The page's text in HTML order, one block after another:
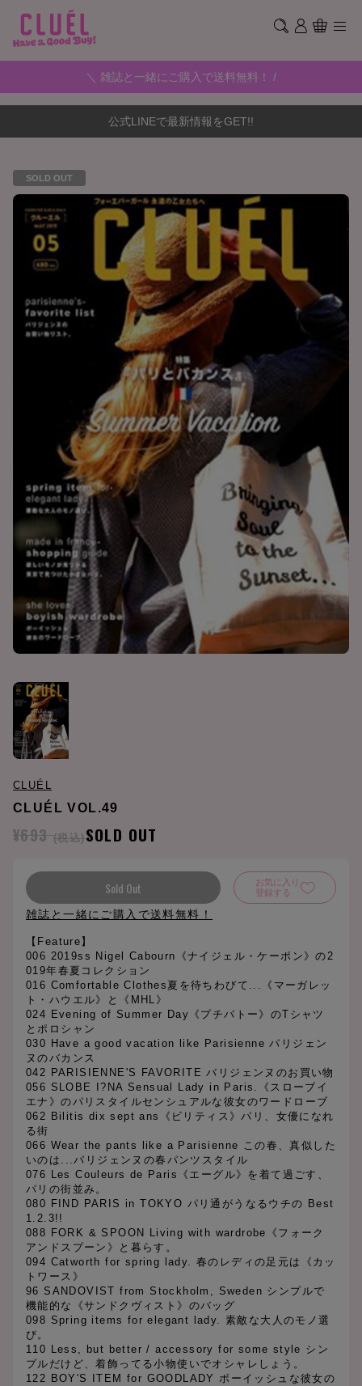
＼ 雑誌と一緒にご購入で送料無料！ /
公式LINEで最新情報をGET!!
SOLD OUT
CLUÉL
CLUÉL VOL.49
¥693 (税込)SOLD OUT
Sold Out
お気に入り
登録する
雑誌と一緒にご購入で送料無料！
【Feature】
006 2019ss Nigel Cabourn《ナイジェル・ケーポン》の2
019年春夏コレクション
016 Comfortable Clothes夏を待ちわびて...《マーガレッ
ト・ハウエル》と《MHL》
024 Evening of Summer Day《プチバトー》のTシャツ
とポロシャン
030 Have a good vacation like Parisienne パリジェン
ヌのバカンス
042 PARISIENNE'S FAVORITE バリジェンヌのお買い物
056 SLOBE I?NA Sensual Lady in Paris.《スローブイ
エナ》のパリスタイルセンシュアルな彼女のワードローブ
062 Bilitis dix sept ans《ビリティス》パリ、女優になれ
る街
066 Wear the pants like a Parisienne この春、真似した
いのは...パリジェンヌの春パンツスタイル
076 Les Couleurs de Paris《エーグル》を着て過ごす、
パリの街並み。
080 FIND PARIS in TOKYO パリ通がうなるウチの Best
1.2.3!!
088 FORK & SPOON Living with wardrobe《フォーク
アンドスプーン》と暮らす。
094 Catworth for spring lady. 春のレディの足元は《カッ
トワース》
96 SANDOVIST from Stockholm, Sweden シンプルで
機能的な《サンドクヴィスト》のバッグ
098 Spring items for elegant lady. 素敵な大人のモノ選
び。
110 Less, but better / accessory for some style シン
プルだけど、着飾ってる小物使いでオシャレしょう。
122 BOY'S ITEM for GOODLADY ボーイッシュな彼女の